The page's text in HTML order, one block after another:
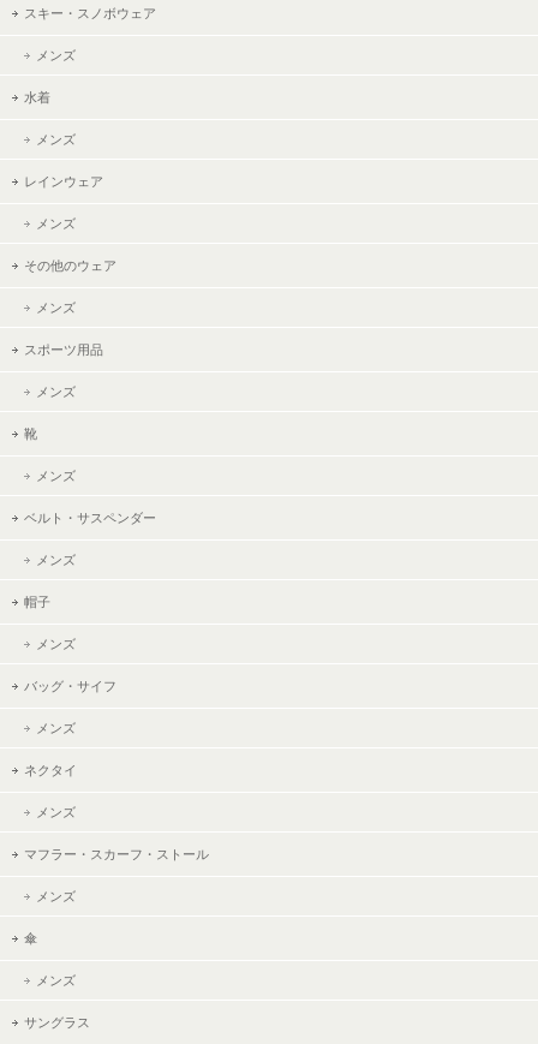
スキー・スノボウェア
メンズ
水着
メンズ
レインウェア
メンズ
その他のウェア
メンズ
スポーツ用品
メンズ
靴
メンズ
ベルト・サスペンダー
メンズ
帽子
メンズ
バッグ・サイフ
メンズ
ネクタイ
メンズ
マフラー・スカーフ・ストール
メンズ
傘
メンズ
サングラス